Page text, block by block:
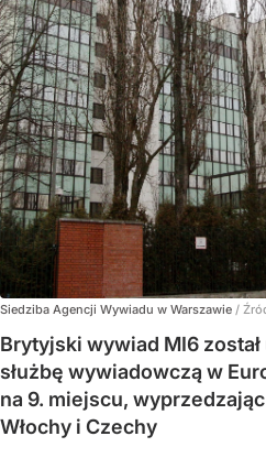
Siedziba Agencji Wywiadu w Warszawie /
Brytyjski wywiad MI6
służbę wywiadowczą w
na 9. miejscu,
Włochy i Czechy